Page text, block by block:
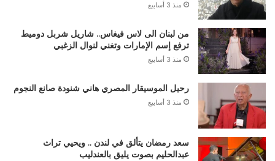
منذ 3 أسابيع
من لبنان الى لاس فيغاس.. شاريل شربل دوميط
ترفع إسم الإمارات وتغني لنوال الزغبي
منذ 3 أسابيع
رحيل الموسيقار المصري هاني شنودة صانع النجوم
منذ 3 أسابيع
سعد رمضان يتألق في لندن .. ويحيي تراث
عبدالحليم بصوت يليق بالعندليب